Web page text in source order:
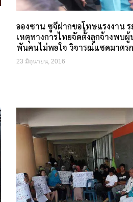
อองซาน ซูจีฝากขอโทษแรงงาน
เหตุทางการไทยจัดตั้งลูกจ้างพบ
พันคนไม่พอใจ วิจารณ์แซดมาตรก
23 มิถุนายน, 2016